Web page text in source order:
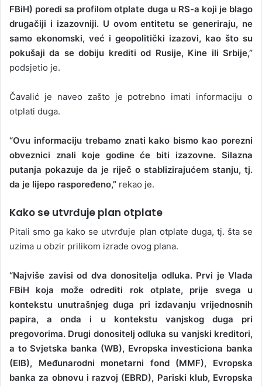
FBiH) poredi sa profilom otplate duga u RS-a koji je blago
drugačiji i izazovniji. U ovom entitetu se generiraju, ne
samo ekonomski, već i geopolitički izazovi, kao što su
pokušaji da se dobiju krediti od Rusije, Kine ili Srbije,”
podsjetio je.
Čavalić je naveo zašto je potrebno imati informaciju o
otplati duga.
“Ovu informaciju trebamo znati kako bismo kao porezni
obveznici znali koje godine će biti izazovne. Silazna
putanja pokazuje da je riječ o stablizirajućem stanju, tj.
da je lijepo raspoređeno,” rekao je.
Kako se utvrđuje plan otplate
Pitali smo ga kako se utvrđuje plan otplate duga, tj. šta se
uzima u obzir prilikom izrade ovog plana.
“Najviše zavisi od dva donositelja odluka. Prvi je Vlada
FBiH koja može odrediti rok otplate, prije svega u
kontekstu unutrašnjeg duga pri izdavanju vrijednosnih
papira, a onda i u kontekstu vanjskog duga pri
pregovorima. Drugi donositelj odluka su vanjski kreditori,
a to Svjetska banka (WB), Evropska investiciona banka
(EIB), Međunarodni monetarni fond (MMF), Evropska
banka za obnovu i razvoj (EBRD), Pariski klub, Evropska